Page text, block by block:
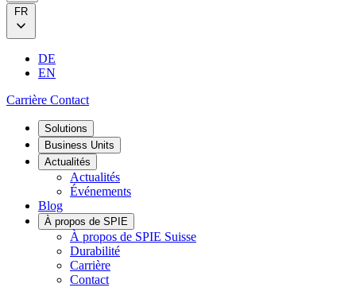
FR
DE
EN
Carrière Contact
Solutions
Business Units
Actualités
Actualités
Événements
Blog
À propos de SPIE
À propos de SPIE Suisse
Durabilité
Carrière
Contact